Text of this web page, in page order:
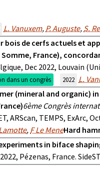
L. Vanuxem, P. Auguste, S.
bois de cerfs actuels et
Somme, France),
Dec 2022, Louvain
dans un congrès 2022 L.
(mineral and organic)
6ème Congrès
ARScan, TEMPS, ExArc,
, F Le MeneHard
in biface
Pézenas, France.